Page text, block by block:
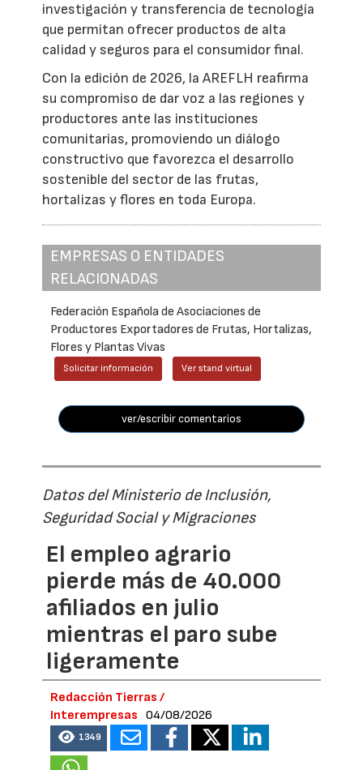
investigación y transferencia de tecnología
que permitan ofrecer productos de alta
calidad y seguros para el consumidor final.
Con la edición de 2026, la AREFLH reafirma
su compromiso de dar voz a las regiones y
productores ante las instituciones
comunitarias, promoviendo un diálogo
constructivo que favorezca el desarrollo
sostenible del sector de las frutas,
hortalizas y flores en toda Europa.
EMPRESAS O ENTIDADES
RELACIONADAS
Federación Española de Asociaciones de
Productores Exportadores de Frutas, Hortalizas,
Flores y Plantas Vivas
Solicitar información Ver stand virtual
ver/escribir comentarios
Datos del Ministerio de Inclusión,
Seguridad Social y Migraciones
El empleo agrario
pierde más de 40.000
afiliados en julio
mientras el paro sube
ligeramente
Redacción Tierras /
Interempresas
04/08/2026
1349